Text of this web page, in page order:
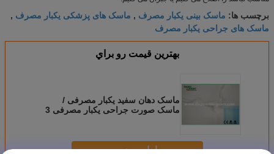
برچسب ها: ماسک بینی یکبار مصرف , ماسک های پزشکی یکبار مصرف ,
ماسک های جراحی یکبار مصرف
بهترين قيمت رو براي
ماسک دهان سفید یکبار مصرفی /
ماسک صورت جراحی یکبار مصرفی 3
ادامه هید